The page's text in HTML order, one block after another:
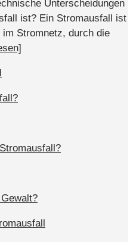
Unterscheidungen
ist? Ein Stromausfall ist
Stromnetz, durch die